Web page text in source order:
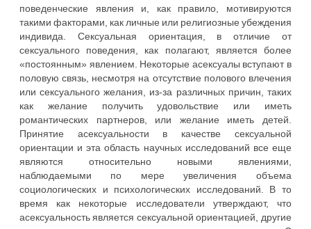
поведенческие явления и, как правило, мотивируются
такими факторами, как личные или религиозные убеждения
индивида. Сексуальная ориентация, в отличие от
сексуального поведения, как полагают, является более
«постоянным» явлением. Некоторые асексуалы вступают в
половую связь, несмотря на отсутствие полового влечения
или сексуального желания, из-за различных причин, таких
как желание получить удовольствие или иметь
романтических партнеров, или желание иметь детей.
Принятие асексуальности в качестве сексуальной
ориентации и эта область научных исследований все еще
являются относительно новыми явлениями,
наблюдаемыми по мере увеличения объема
социологических и психологических исследований. В то
время как некоторые исследователи утверждают, что
асексуальность является сексуальной ориентацией, другие